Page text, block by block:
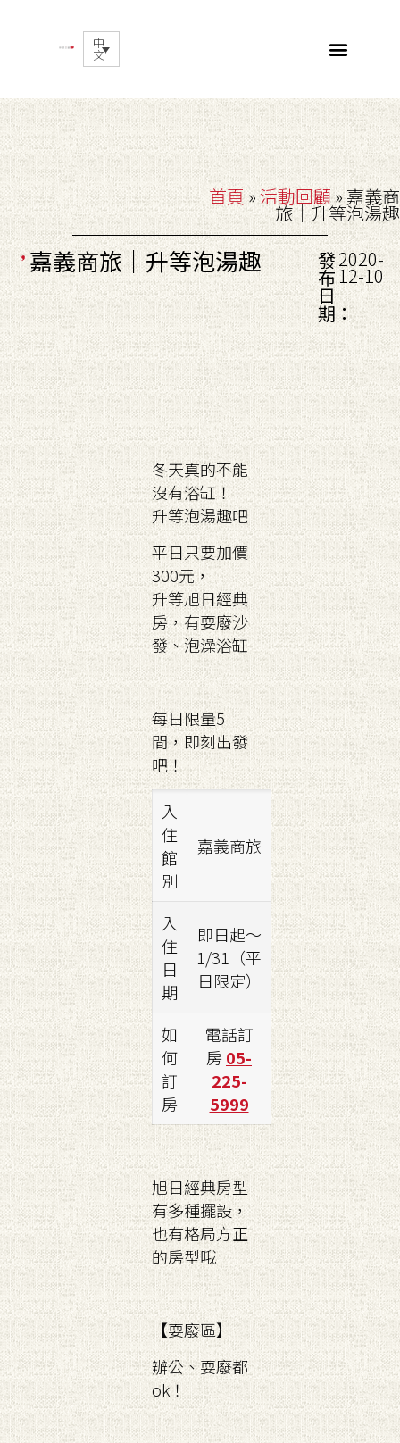
中
文
首頁»活動回顧»嘉義商
旅｜升等泡湯趣
嘉義商旅｜升等泡湯趣 發
布
日
期：
2020-
12-10
冬天真的不能
沒有浴缸！
升等泡湯趣吧
平日只要加價
300元，
升等旭日經典
房，有耍廢沙
發、泡澡浴缸
每日限量5
間，即刻出發
吧！
入
住
館
別
嘉義商旅
入
住
日
期
即日起～
1/31（平
日限定）
如
何
訂
房
電話訂
房05-
225-
5999
旭日經典房型
有多種擺設，
也有格局方正
的房型哦
【耍廢區】
辦公、耍廢都
ok！